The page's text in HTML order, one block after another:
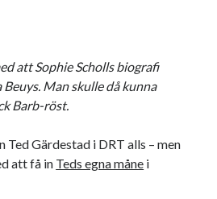
att Sophie Scholls biografi
Beuys. Man skulle då kunna
Barb-röst.
Ted Gärdestad i DRT alls – men
att få in Teds egna måne i